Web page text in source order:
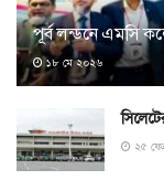
পূর্ব লন্ডনে এমসি
১৮ মে ২০২৬
২৫